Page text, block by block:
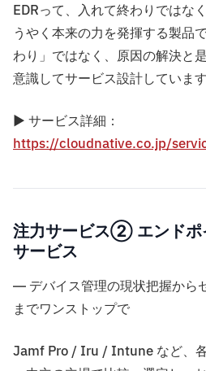
EDRって、入れて終わりではな
うやく本来の力を発揮する製品
わり」ではなく、原因の解決と
意識してサービス設計しています
▶ サービス詳細：
https://cloudnative.co.jp/
注力サービス② エンドポ
サービス
― デバイス管理の現状把握から
までワンストップで
Jamf Pro / Iru / Intune など、